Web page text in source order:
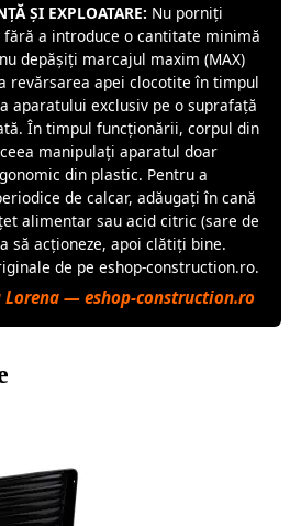
ȘI EXPLOATARE: Nu porniți
a introduce o cantitate minimă
depășiți marcajul maxim (MAX)
revărsarea apei clocotite în timpul
aparatului exclusiv pe o suprafață
În timpul funcționării, corpul din
manipulați aparatul doar
din plastic. Pentru a
de calcar, adăugați în cană
alimentar sau acid citric (sare de
să acționeze, apoi clătiți bine.
de pe eshop-construction.ro.
Lorena — eshop-construction.ro